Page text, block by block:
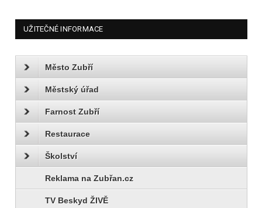
UŽITEČNÉ INFORMACE
Město Zubří
Městský úřad
Farnost Zubří
Restaurace
Školství
Reklama na Zubřan.cz
TV Beskyd ŽIVĚ